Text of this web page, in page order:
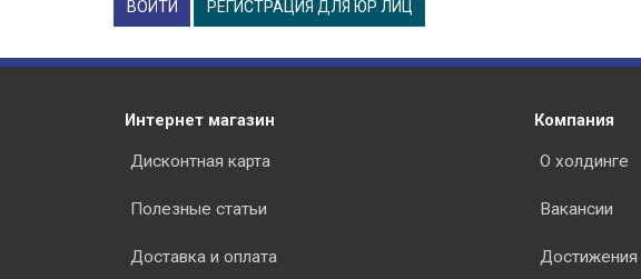
ВОЙТИ РЕГИСТРАЦИЯ ДЛЯ ЮР ЛИЦ
Интернет магазин
Дисконтная карта
Полезные статьи
Доставка и оплата
Компания
О холдинге
Вакансии
Достижения